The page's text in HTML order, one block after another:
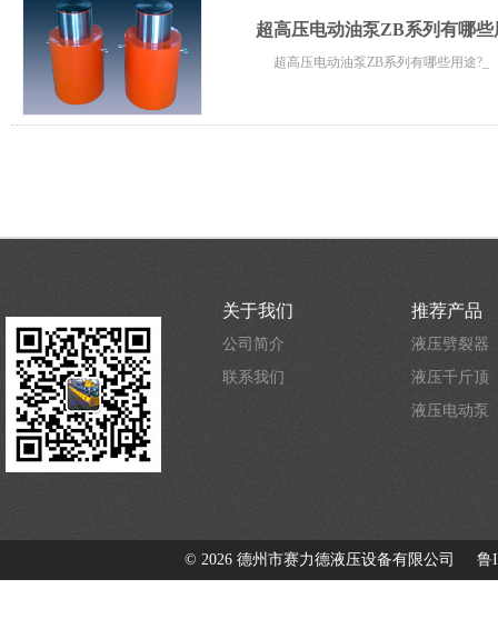
超高压电动油泵ZB系列有哪
超高压电动油泵ZB系列有哪些用途?_
关于我们
公司简介
联系我们
推荐产品
液压劈裂器
液压千斤顶
液压电动泵
© 2026 德州市赛力德液压设备有限公司 鲁